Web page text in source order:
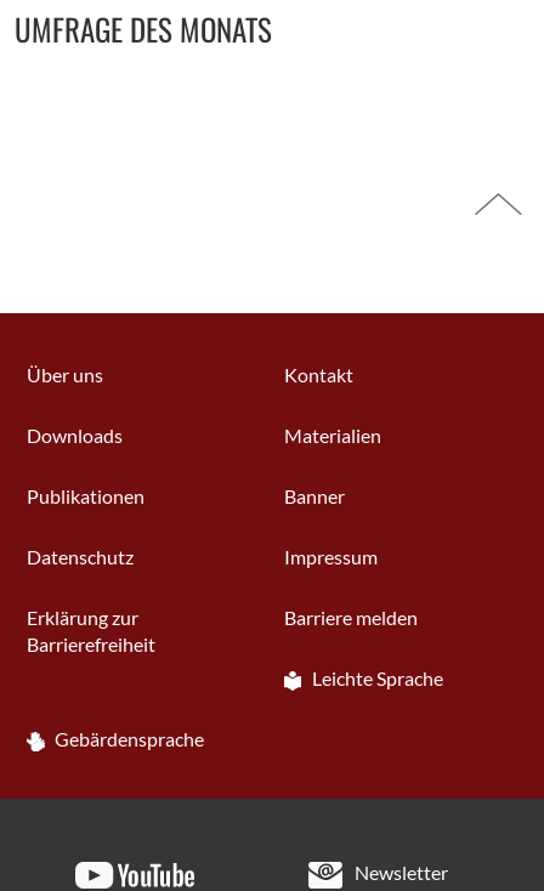
UMFRAGE DES MONATS
Über uns Kontakt
Downloads Materialien
Publikationen Banner
Datenschutz Impressum
Erklärung zur
Barrierefreiheit
Barriere melden
Leichte Sprache
Gebärdensprache
Newsletter